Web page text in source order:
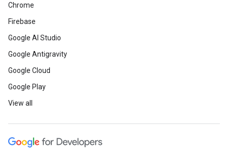
Chrome
Firebase
Google AI Studio
Google Antigravity
Google Cloud
Google Play
View all